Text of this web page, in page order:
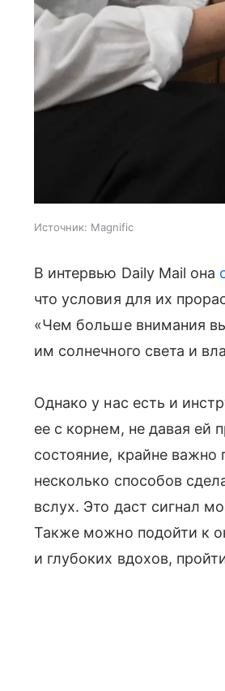
Источник: Magnific
В интервью Daily Mail она
что условия для их
«Чем больше внимания
им солнечного света и
Однако у нас есть и
ее с корнем, не давая ей
состояние, крайне важно
несколько способов
вслух. Это даст сигнал
Также можно подойти к
и глубоких вдохов,